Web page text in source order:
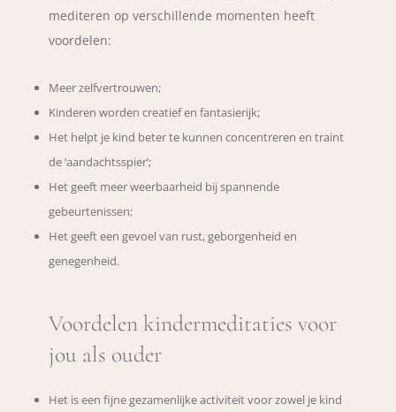
mediteren op verschillende momenten heeft
voordelen:
Meer zelfvertrouwen;
Kinderen worden creatief en fantasierijk;
Het helpt je kind beter te kunnen concentreren en traint
de ‘aandachtsspier’;
Het geeft meer weerbaarheid bij spannende
gebeurtenissen;
Het geeft een gevoel van rust, geborgenheid en
genegenheid.
Voordelen kindermeditaties voor
jou als ouder
Het is een fijne gezamenlijke activiteit voor zowel je kind